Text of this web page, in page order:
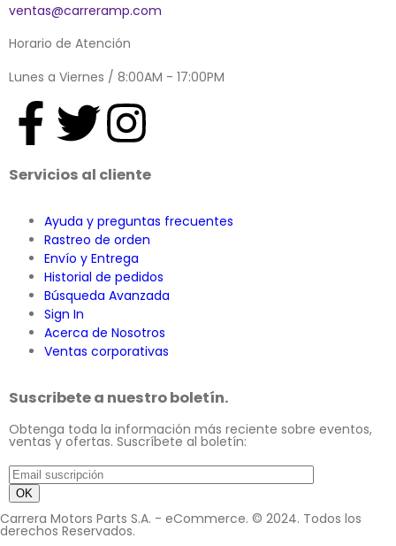
ventas@carreramp.com
Horario de Atención
Lunes a Viernes / 8:00AM - 17:00PM
Servicios al cliente
Ayuda y preguntas frecuentes
Rastreo de orden
Envío y Entrega
Historial de pedidos
Búsqueda Avanzada
Sign In
Acerca de Nosotros
Ventas corporativas
Suscribete a nuestro boletín.
Obtenga toda la información más reciente sobre eventos,
ventas y ofertas. Suscríbete al boletín:
Carrera Motors Parts S.A. - eCommerce. © 2024. Todos los
derechos Reservados.